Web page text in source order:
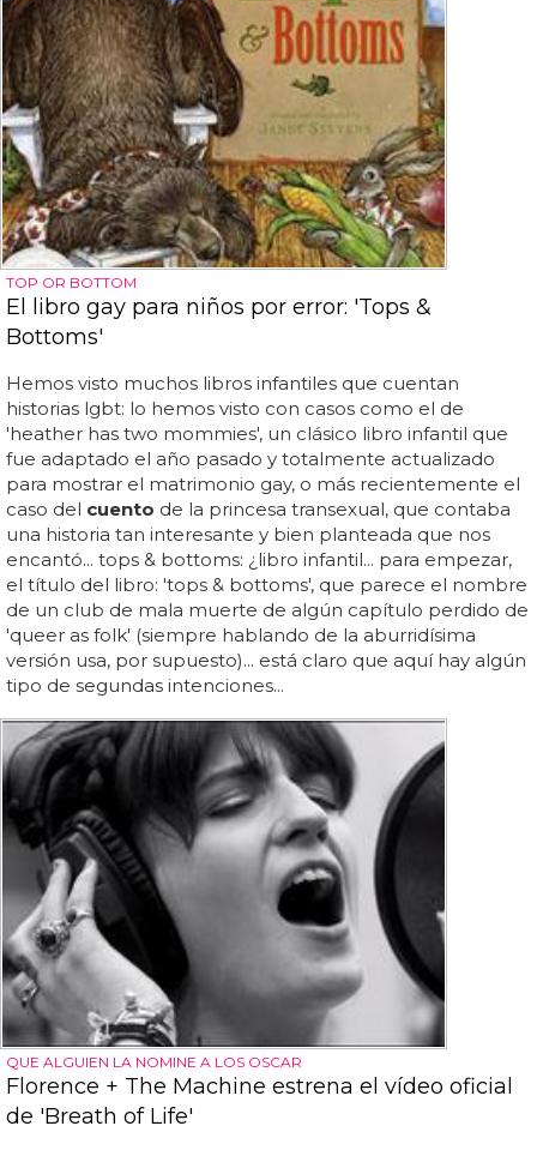
TOP OR BOTTOM
El libro gay para niños por error: 'Tops &
Bottoms'
Hemos visto muchos libros infantiles que cuentan
historias lgbt: lo hemos visto con casos como el de
'heather has two mommies', un clásico libro infantil que
fue adaptado el año pasado y totalmente actualizado
para mostrar el matrimonio gay, o más recientemente el
caso del cuento de la princesa transexual, que contaba
una historia tan interesante y bien planteada que nos
encantó... tops & bottoms: ¿libro infantil... para empezar,
el título del libro: 'tops & bottoms', que parece el nombre
de un club de mala muerte de algún capítulo perdido de
'queer as folk' (siempre hablando de la aburridísima
versión usa, por supuesto)... está claro que aquí hay algún
tipo de segundas intenciones...
QUE ALGUIEN LA NOMINE A LOS OSCAR
Florence + The Machine estrena el vídeo oficial
de 'Breath of Life'